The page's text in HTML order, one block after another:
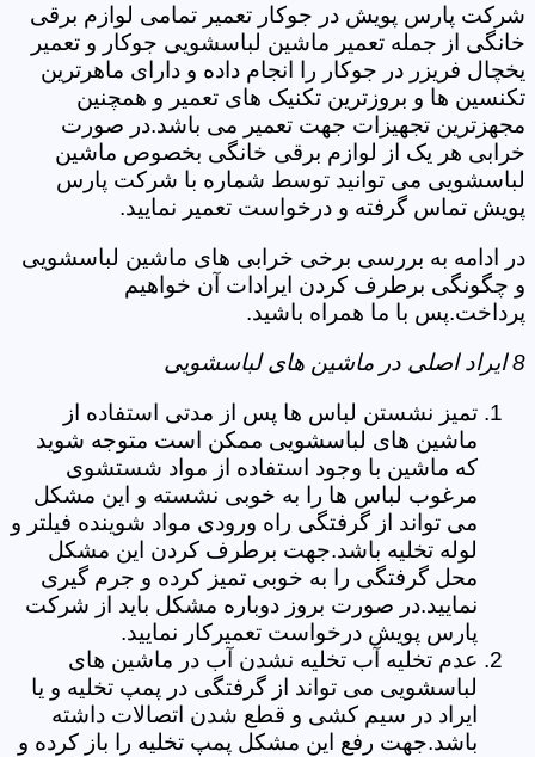
شرکت پارس پویش در جوکار تعمیر تمامی لوازم برقی
خانگی از جمله تعمیر ماشین لباسشویی جوکار و تعمیر
یخچال فریزر در جوکار را انجام داده و دارای ماهرترین
تکنسین ها و بروزترین تکنیک های تعمیر و همچنین
مجهزترین تجهیزات جهت تعمیر می باشد.در صورت
خرابی هر یک از لوازم برقی خانگی بخصوص ماشین
لباسشویی می توانید توسط شماره با شرکت پارس
پویش تماس گرفته و درخواست تعمیر نمایید.
در ادامه به بررسی برخی خرابی های ماشین لباسشویی
و چگونگی برطرف کردن ایرادات آن خواهیم
پرداخت.پس با ما همراه باشید.
8 ایراد اصلی در ماشین های لباسشویی
تمیز نشستن لباس ها پس از مدتی استفاده از
ماشین های لباسشویی ممکن است متوجه شوید
که ماشین با وجود استفاده از مواد شستشوی
مرغوب لباس ها را به خوبی نشسته و این مشکل
می تواند از گرفتگی راه ورودی مواد شوینده فیلتر و
لوله تخلیه باشد.جهت برطرف کردن این مشکل
محل گرفتگی را به خوبی تمیز کرده و جرم گیری
نمایید.در صورت بروز دوباره مشکل باید از شرکت
پارس پویش درخواست تعمیرکار نمایید.
عدم تخلیه آب تخلیه نشدن آب در ماشین های
لباسشویی می تواند از گرفتگی در پمپ تخلیه و یا
ایراد در سیم کشی و قطع شدن اتصالات داشته
باشد.جهت رفع این مشکل پمپ تخلیه را باز کرده و